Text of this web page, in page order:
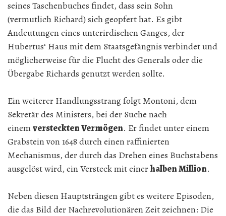
seines Taschenbuches findet, dass sein Sohn
(vermutlich Richard) sich geopfert hat. Es gibt
Andeutungen eines unterirdischen Ganges, der
Hubertus‘ Haus mit dem Staatsgefängnis verbindet und
möglicherweise für die Flucht des Generals oder die
Übergabe Richards genutzt werden sollte.
Ein weiterer Handlungsstrang folgt Montoni, dem
Sekretär des Ministers, bei der Suche nach
einemversteckten Vermögen. Er findet unter einem
Grabstein von 1648 durch einen raffinierten
Mechanismus, der durch das Drehen eines Buchstabens
ausgelöst wird, ein Versteck mit einerhalben Million.
Neben diesen Hauptsträngen gibt es weitere Episoden,
die das Bild der Nachrevolutionären Zeit zeichnen: Die